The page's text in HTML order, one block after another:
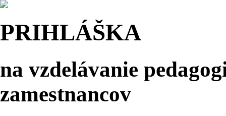
PRIHLÁŠKA
na vzdelávanie
zamestnancov